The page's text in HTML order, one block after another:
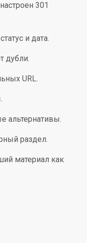
301
и дата.
дубли.
URL.
альтернативы.
раздел.
материал как